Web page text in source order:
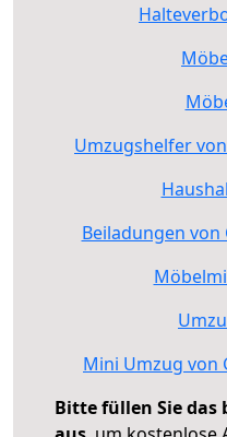
Umzugshelfer
Beiladungen
Mini Umzug von
Bitte füllen Sie